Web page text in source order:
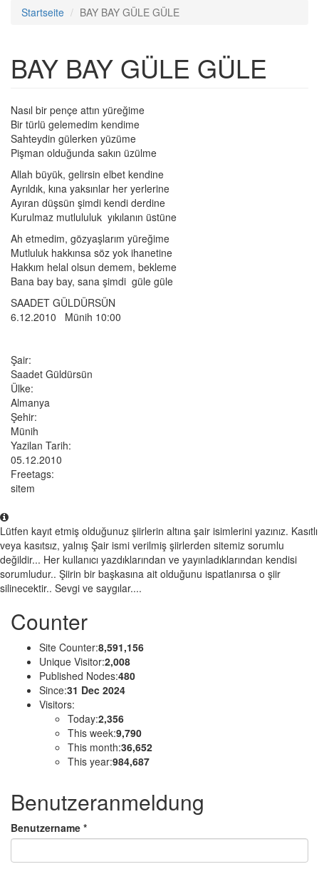
Startseite
BAY BAY GÜLE GÜLE
BAY BAY GÜLE GÜLE
Nasıl bir pençe attın yüreğime
Bir türlü gelemedim kendime
Sahteydin gülerken yüzüme
Pişman olduğunda sakın üzülme
Allah büyük, gelirsin elbet kendine
Ayrıldık, kına yaksınlar her yerlerine
Ayıran düşsün şimdi kendi derdine
Kurulmaz mutlululuk yıkılanın üstüne
Ah etmedim, gözyaşlarım yüreğime
Mutluluk hakkınsa söz yok ihanetine
Hakkım helal olsun demem, bekleme
Bana bay bay, sana şimdi güle güle
SAADET GÜLDÜRSÜN
6.12.2010 Münih 10:00
Şair:
Saadet Güldürsün
Ülke:
Almanya
Şehir:
Münih
Yazilan Tarih:
05.12.2010
Freetags:
sitem
Lütfen kayıt etmiş olduğunuz şiirlerin altına şair isimlerini yazınız. Kasıtlı
veya kasıtsız, yalnış Şair ismi verilmiş şiirlerden sitemiz sorumlu
değildir... Her kullanıcı yazdıklarından ve yayınladıklarından kendisi
sorumludur.. Şiirin bir başkasına ait olduğunu ispatlanırsa o şiir
silinecektir.. Sevgi ve saygılar....
Counter
Site Counter:8,591,156
Unique Visitor:2,008
Published Nodes:480
Since:31 Dec 2024
Visitors:
Today:2,356
This week:9,790
This month:36,652
This year:984,687
Benutzeranmeldung
Benutzername *